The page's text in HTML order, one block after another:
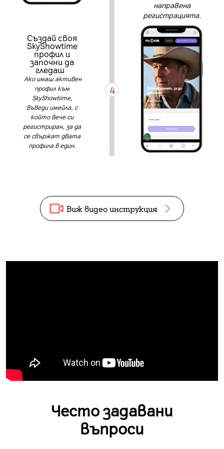
направена
регистрацията.
4
Създай своя
SkyShowtime
профил и
започни да
гледаш
Ако имаш активен
профил към
SkyShowtiime,
въведи имейла, с
който вече си
регистриран, за да
се свържат двата
профила в един.
Виж видео инструкция
Често задавани
въпроси